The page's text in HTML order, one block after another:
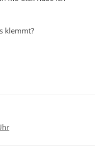
klemmt?